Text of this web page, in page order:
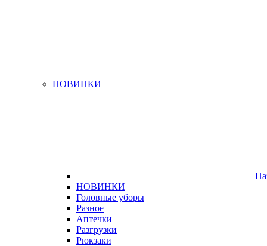
НОВИНКИ
НОВИНКИ
Головные уборы
Разное
Аптечки
Разгрузки
Рюкзаки